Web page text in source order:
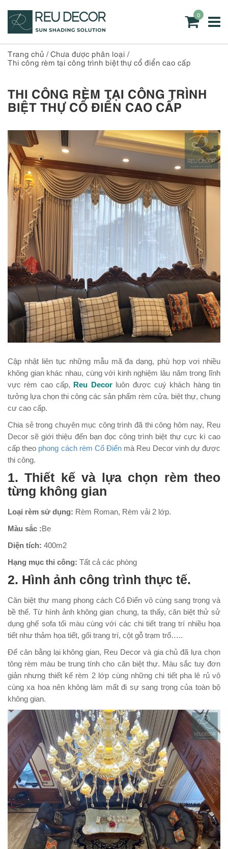
0
Trang chủ /Chưa được phân loại /
Thi công rèm tại công trình biệt thự cổ điển cao cấp
THI CÔNG RÈM TẠI CÔNG TRÌNH
BIỆT THỰ CỔ ĐIỂN CAO CẤP
Cập nhật liên tục những mẫu mã đa dạng, phù hợp vơi nhiều
không gian khác nhau, cùng với kinh nghiệm lâu năm trong lĩnh
vực rèm cao cấp, Reu Decorluôn được cuý khách hàng tin
tưởng lựa chọn thi công các sản phẩm rèm cửa. biệt thự, chung
cư cao cấp.
Chia sẻ trong chuyên mục công trình đã thi công hôm nay, Reu
Decor sẽ giới thiệu đến bạn đọc công trình biệt thự cực kì cao
cấp theo phong cách rèm Cổ Điển mà Reu Decor vinh dự được
thi công.
1. Thiết kế và lựa chọn rèm theo
từng không gian
Loại rèm sử dụng: Rèm Roman, Rèm vải 2 lớp.
Màu sắc :Be
Diện tích: 400m2
Hạng mục thi công: Tất cả các phòng
2. Hình ảnh công trình thực tế.
Căn biệt thự mang phong cách Cổ Điển vô cùng sang trọng và
bề thế. Từ hình ảnh không gian chung, ta thấy, căn biệt thử sử
dụng ghế sofa tối màu cùng với các chi tiết trang trí nhiều họa
tiết như thảm họa tiết, gối trang trí, cột gỗ trạm trổ…..
Để cân bằng lại không gian, Reu Decor và gia chủ đã lựa chọn
tông rèm màu be trung tính cho căn biệt thự. Màu sắc tuy đơn
giản nhưng thiết kế rèm 2 lớp cùng những chi tiết pha lê rủ vô
cùng xa hoa nên không làm mất đi sự sang trọng của toàn bộ
không gian.